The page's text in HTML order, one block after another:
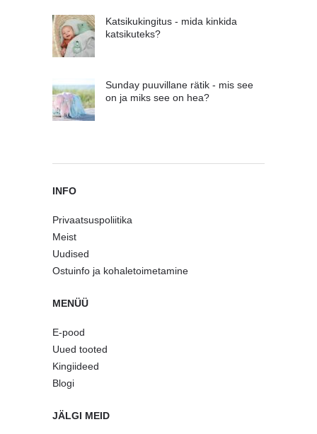
Katsikukingitus - mida kinkida
katsikuteks?
Sunday puuvillane rätik - mis see
on ja miks see on hea?
INFO
Privaatsuspoliitika
Meist
Uudised
Ostuinfo ja kohaletoimetamine
MENÜÜ
E-pood
Uued tooted
Kingiideed
Blogi
JÄLGI MEID